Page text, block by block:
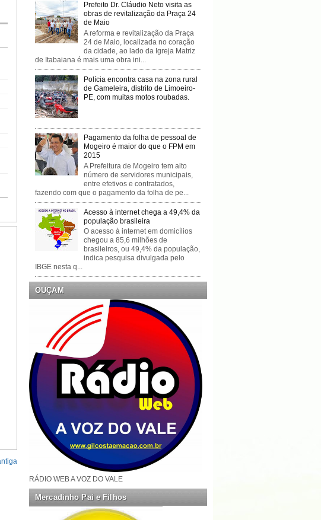
Prefeito Dr. Cláudio Neto visita as
obras de revitalização da Praça 24
de Maio
A reforma e revitalização da Praça
24 de Maio, localizada no coração
da cidade, ao lado da Igreja Matriz
de Itabaiana é mais uma obra ini...
Polícia encontra casa na zona rural
de Gameleira, distrito de Limoeiro-
PE, com muitas motos roubadas.
Pagamento da folha de pessoal de
Mogeiro é maior do que o FPM em
2015
A Prefeitura de Mogeiro tem alto
número de servidores municipais,
entre efetivos e contratados,
fazendo com que o pagamento da folha de pe...
Acesso à internet chega a 49,4% da
população brasileira
O acesso à internet em domicílios
chegou a 85,6 milhões de
brasileiros, ou 49,4% da população,
indica pesquisa divulgada pelo
IBGE nesta q...
OUÇAM
RÁDIO WEB A VOZ DO VALE
Mercadinho Pai e Filhos